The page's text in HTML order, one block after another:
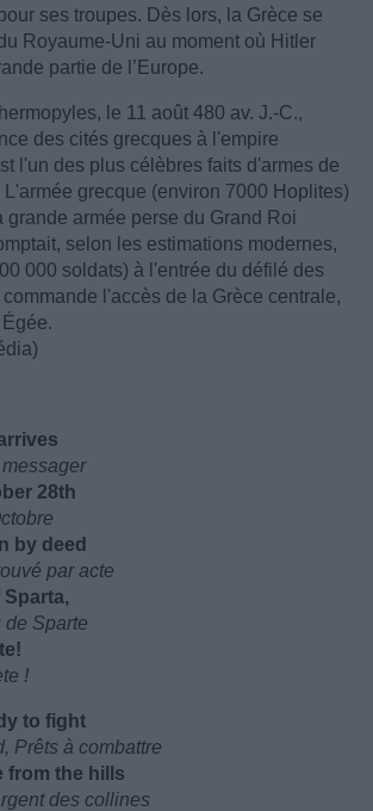
ses troupes. Dès lors, la Grèce se
Royaume-Uni au moment où Hitler
partie de l’Europe.
le 11 août 480 av. J.-C.,
des cités grecques à l'empire
l'un des plus célèbres faits d'armes de
L'armée grecque (environ 7000 Hoplites)
grande armée perse du Grand Roi
selon les estimations modernes,
000 soldats) à l'entrée du défilé des
l'accès de la Grèce centrale,
28th
by deed
par acte
de Sparte
!
to fight
Prêts à combattre
from the hills
des collines